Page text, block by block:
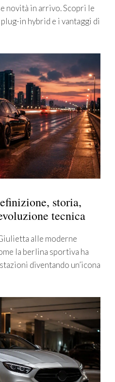
novità in arrivo. Scopri le
in hybrid e i vantaggi di
storia,
tecnica
alle moderne
la berlina sportiva ha
diventando un’icona